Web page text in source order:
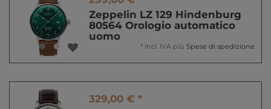
Zeppelin LZ 129 Hindenburg
80564 Orologio automatico
uomo
* incl. IVA più Spese di spedizione
329,00 € *